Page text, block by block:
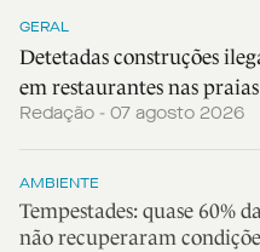
GERAL
Detetadas construções
em restaurantes nas
Redação - 07 agosto 2026
AMBIENTE
Tempestades: quase 60%
não recuperaram